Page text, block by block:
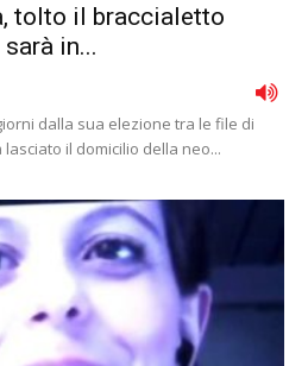
tolto il braccialetto
in...
dalla sua elezione tra le file di
il domicilio della neo...